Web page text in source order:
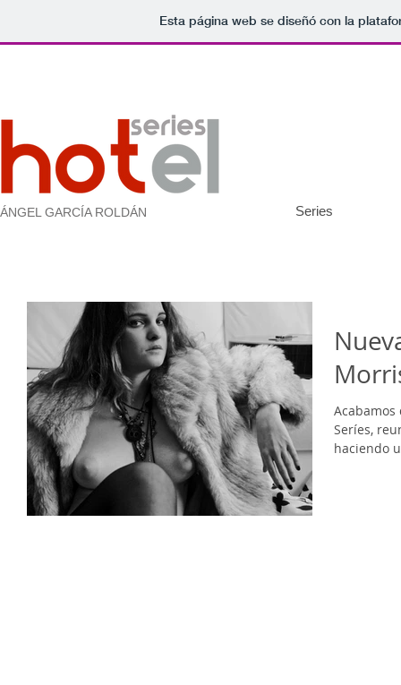
Esta página web se diseñó con la
ÁNGEL GARCÍA ROLDÁN Series
Seríes,
haciendo